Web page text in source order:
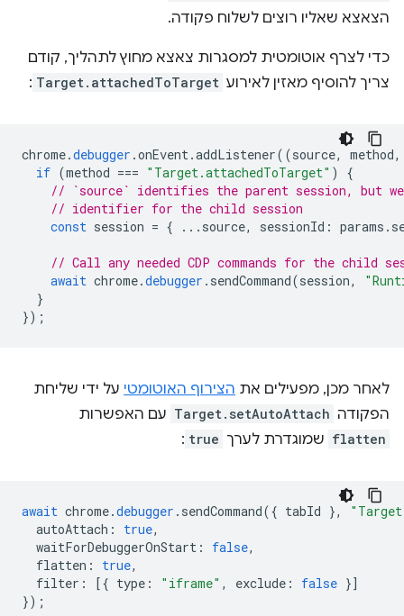
הצאצא שאליו רוצים לשלוח פקודה.
כדי לצרף אוטומטית למסגרות צאצא מחוץ לתהליך, קודם
צריך להוסיף מאזין לאירוע Target.attachedToTarget
:
chrome.debugger .onEvent.addListener((source, method,
if (method === "Target.attachedToTarget" )
{
// `source` identifies the parent session, but we
// identifier for the child session
const session = { ... source, sessionId : params .
// Call any needed CDP commands for the child
await chrome.debugger . sendCommand(session,
}
});
לאחר מכן, מפעילים את הצירוף האוטומטי על ידי שליחת
הפקודה Target.setAutoAttach עם האפשרות
flatten שמוגדרת לערך true
:
await chrome.debugger . sendCommand({ tabId },
autoAttach : true,
waitForDebuggerOnStart : false,
flatten : true,
filter : [{ type : "iframe" , exclude : false }]
});